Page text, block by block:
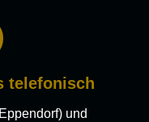
telefonisch
und